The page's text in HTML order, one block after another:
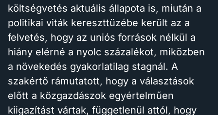
költségvetés aktuális állapota is, miután a
politikai viták kereszttüzébe került az a
felvetés, hogy az uniós források nélkül a
hiány elérné a nyolc százalékot, miközben
a növekedés gyakorlatilag stagnál. A
szakértő rámutatott, hogy a választások
előtt a közgazdászok egyértelműen
kiigazítást vártak, függetlenül attól, hogy